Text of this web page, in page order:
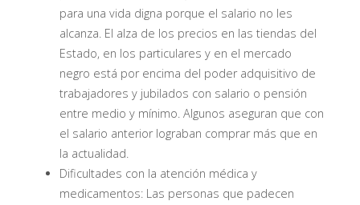
para una vida digna porque el salario no les
alcanza. El alza de los precios en las tiendas del
Estado, en los particulares y en el mercado
negro está por encima del poder adquisitivo de
trabajadores y jubilados con salario o pensión
entre medio y mínimo. Algunos aseguran que con
el salario anterior lograban comprar más que en
la actualidad.
Dificultades con la atención médica y
medicamentos: Las personas que padecen